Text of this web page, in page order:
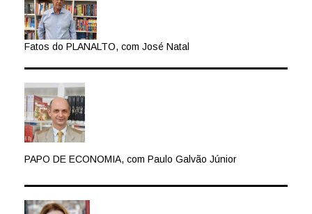
Fatos do PLANALTO, com José Natal
PAPO DE ECONOMIA, com Paulo Galvão Júnior